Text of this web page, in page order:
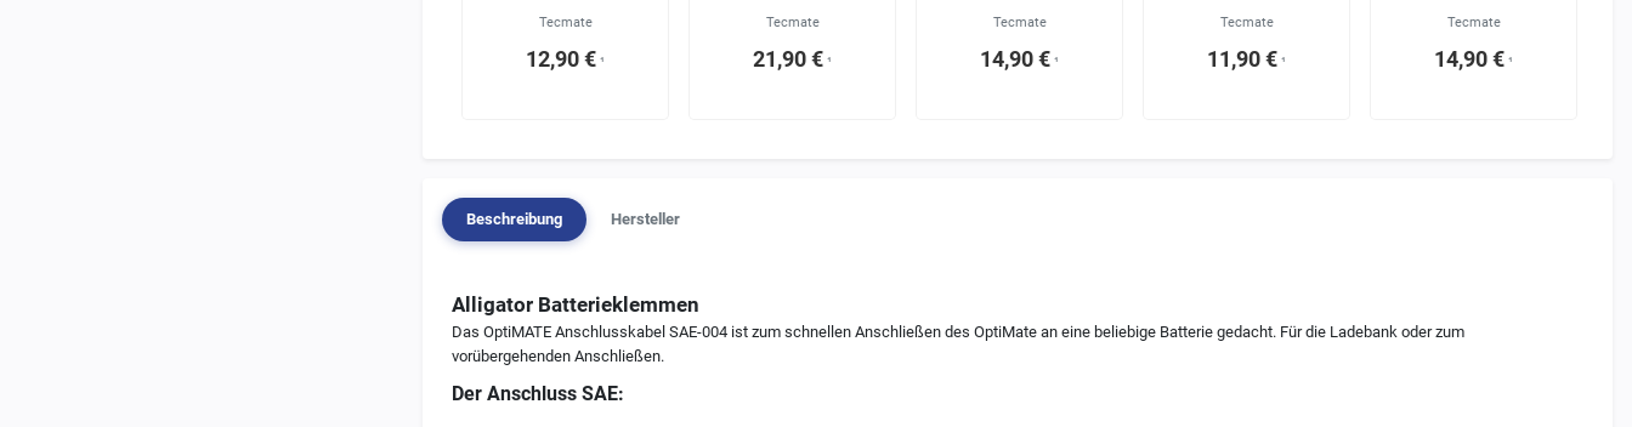
Tecmate
12,90 € ¹
Tecmate
21,90 € ¹
Tecmate
14,90 € ¹
Tecmate
11,90 € ¹
Tecmate
14,90 € ¹
Beschreibung Hersteller
Alligator Batterieklemmen
Das OptiMATE Anschlusskabel SAE-004 ist zum schnellen Anschließen des OptiMate an eine beliebige Batterie gedacht. Für die Ladebank oder zum
vorübergehenden Anschließen.
Der Anschluss SAE: